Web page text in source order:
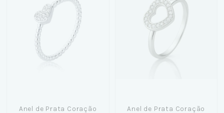
Anel de Prata Coração
Anel de Prata Coração